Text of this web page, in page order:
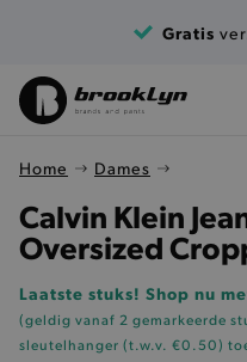
Gratis
Home Dames
Calvin Klein
Oversized
Laatste stuks! Shop nu
(geldig vanaf 2 gemarkeerde
sleutelhanger (t.w.v. €0.50)